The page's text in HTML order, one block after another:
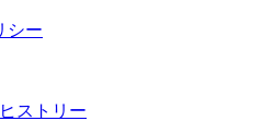
シー
ストリー